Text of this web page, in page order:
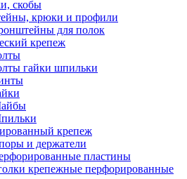
скобы
крюки и профили
для полок
крепеж
гайки шпильки
крепеж
и держатели
пластины
крепежные перфорированные